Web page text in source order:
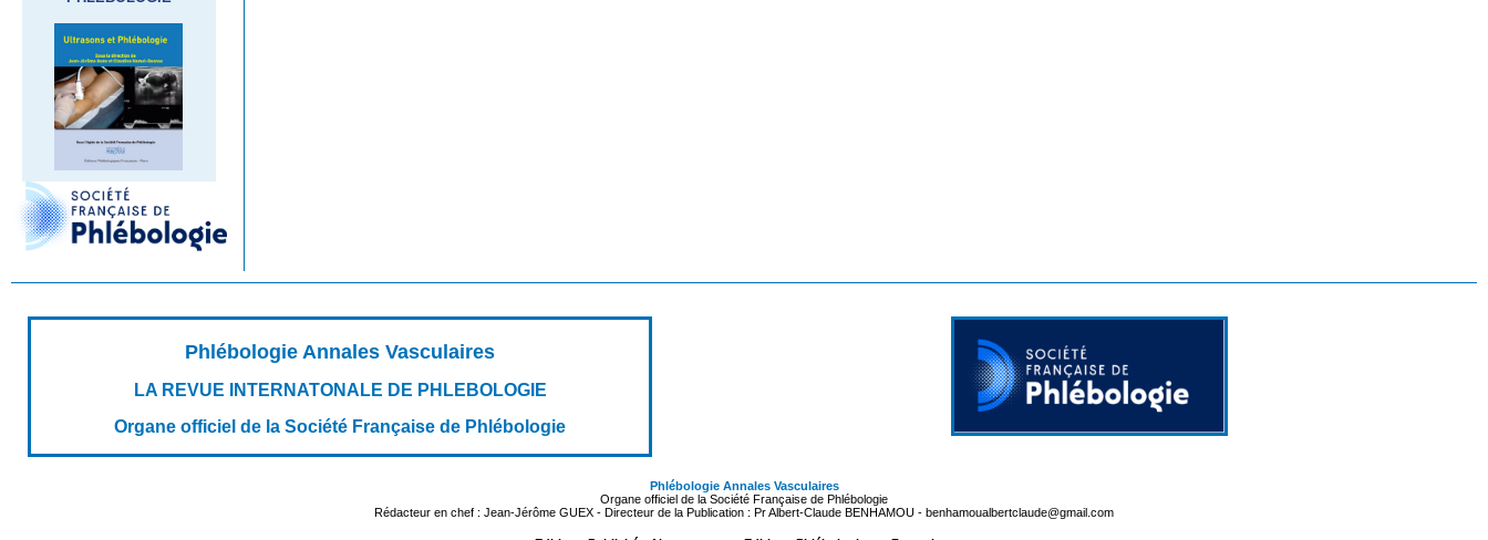
Phlébologie Annales Vasculaires
LA REVUE INTERNATONALE DE PHLEBOLOGIE
Organe officiel de la Société Française de Phlébologie
Phlébologie Annales Vasculaires
Organe officiel de la Société Française de Phlébologie
Rédacteur en chef : Jean-Jérôme GUEX - Directeur de la Publication : Pr Albert-Claude BENHAMOU - benhamoualbertclaude@gmail.com